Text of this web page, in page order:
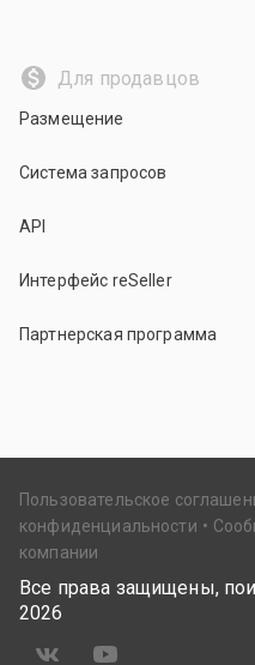
Для продавцов
Размещение
Система запросов
API
Интерфейс reSeller
Партнерская программа
Пользовательское
конфиденциальности
компании
Все права защищены,
2026